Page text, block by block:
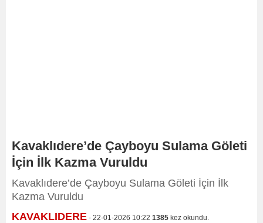
Kavaklıdere’de Çayboyu Sulama Göleti
İçin İlk Kazma Vuruldu
Kavaklıdere’de Çayboyu Sulama Göleti İçin İlk
Kazma Vuruldu
KAVAKLIDERE - 22-01-2026 10:22 1385 kez okundu.